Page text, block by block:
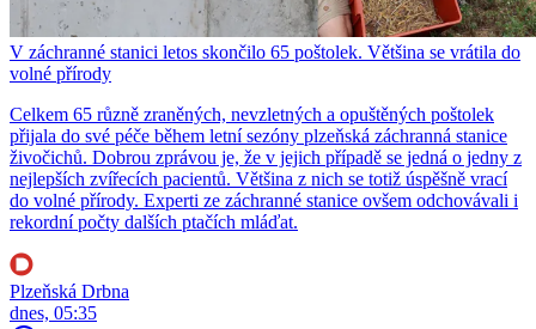
V záchranné stanici letos skončilo 65 poštolek. Většina se vrátila do
volné přírody
Celkem 65 různě zraněných, nevzletných a opuštěných poštolek
přijala do své péče během letní sezóny plzeňská záchranná stanice
živočichů. Dobrou zprávou je, že v jejich případě se jedná o jedny z
nejlepších zvířecích pacientů. Většina z nich se totiž úspěšně vrací
do volné přírody. Experti ze záchranné stanice ovšem odchovávali i
rekordní počty dalších ptačích mláďat.
Plzeňská Drbna
dnes, 05:35